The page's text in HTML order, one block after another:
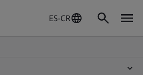
ES-CR